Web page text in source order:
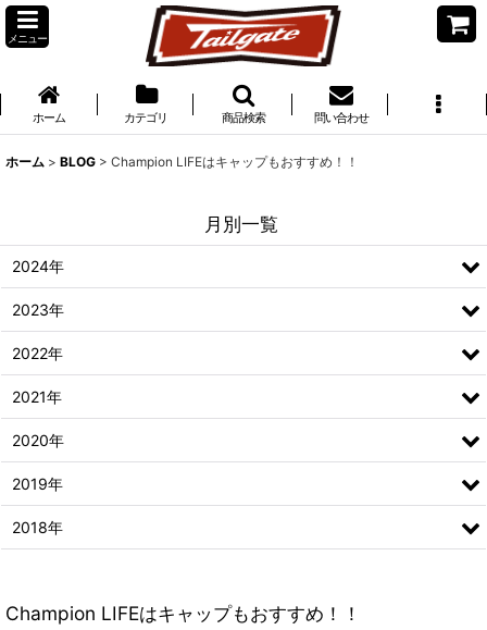
メニュー
ホーム カテゴリ 商品検索 問い合わせ
ホーム > BLOG > Champion LIFEはキャップもおすすめ！！
Champion LIFEはキャップもおすすめ！！
月別一覧
2024年
2023年
2022年
2021年
2020年
2019年
2018年